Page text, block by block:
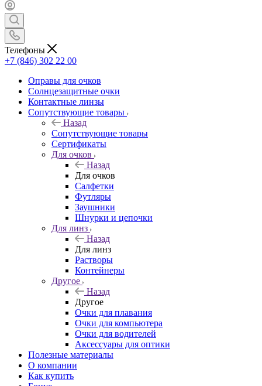
Телефоны
+7 (846) 302 22 00
Оправы для очков
Солнцезащитные очки
Контактные линзы
Сопутствующие товары
Назад
Сопутствующие товары
Сертификаты
Для очков
Назад
Для очков
Салфетки
Футляры
Заушники
Шнурки и цепочки
Для линз
Назад
Для линз
Растворы
Контейнеры
Другое
Назад
Другое
Очки для плавания
Очки для компьютера
Очки для водителей
Аксессуары для оптики
Полезные материалы
О компании
Как купить